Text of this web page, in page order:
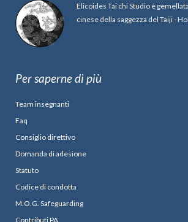
Elicoides Tai chi Studio è
cinese della saggezza del Taiji -
Per saperne di più
Team insegnanti
Faq
Consiglio direttivo
Domanda di adesione
Statuto
Codice di condotta
M.O.G. Safeguarding
Contributi PA